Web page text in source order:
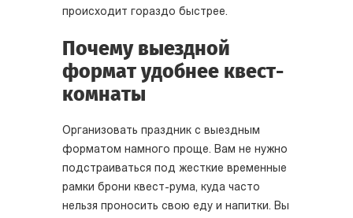
происходит гораздо быстрее.
Почему выездной
формат удобнее квест-
комнаты
Организовать праздник с выездным
форматом намного проще. Вам не нужно
подстраиваться под жесткие временные
рамки брони квест-рума, куда часто
нельзя проносить свою еду и напитки. Вы